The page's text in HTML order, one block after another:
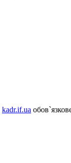
kadr.if.ua